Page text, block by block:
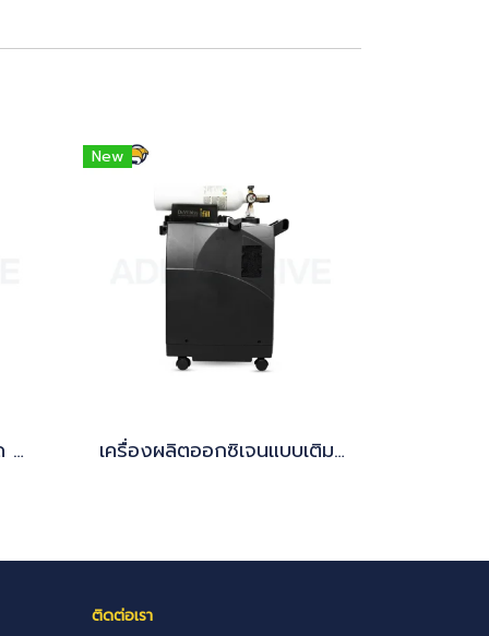
รถเข็น ถังออกซิเจน ขนาด 6 คิว
New
เครื่องผลิตออกซิเจนแบบเติมถัง Devilbiss iFill 535I พร้อมถังออกซิเจน Set
ติดต่อเรา